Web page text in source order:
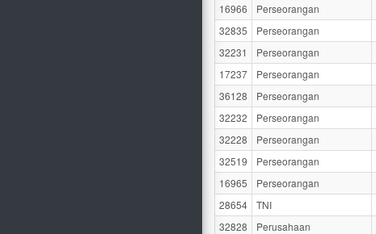
16966
Perseorangan
32835
Perseorangan
32231
Perseorangan
17237
Perseorangan
36128
Perseorangan
32232
Perseorangan
32228
Perseorangan
32519
Perseorangan
16965
Perseorangan
28654
TNI
32828
Perusahaan